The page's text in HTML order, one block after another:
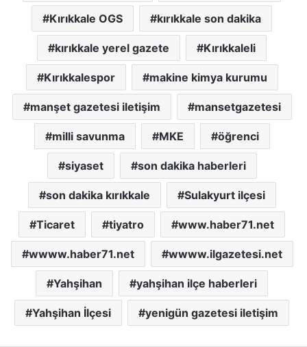
Kırıkkale OGS kırıkkale son dakika
kırıkkale yerel gazete Kırıkkaleli
Kırıkkalespor makine kimya kurumu
manşet gazetesi iletişim mansetgazetesi
milli savunma MKE öğrenci
siyaset son dakika haberleri
son dakika kırıkkale Sulakyurt ilçesi
Ticaret tiyatro www.haber71.net
wwww.haber71.net wwww.ilgazetesi.net
Yahşihan yahşihan ilçe haberleri
Yahşihan İlçesi yenigün gazetesi iletişim